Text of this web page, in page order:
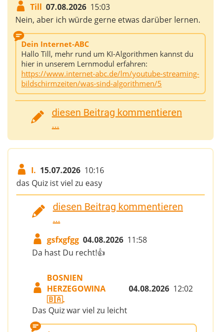
Till 07.08.2026 15:03
Nein, aber ich würde gerne etwas darüber lernen.
Dein Internet-ABC
Hallo Till, mehr rund um KI-Algorithmen kannst du
hier in unserem Lernmodul erfahren:
https://www.internet-abc.de/lm/youtube-streaming-
bildschirmzeiten/was-sind-algorithmen/5
diesen Beitrag kommentieren
...
I. 15.07.2026 10:16
das Quiz ist viel zu easy
diesen Beitrag kommentieren
...
gsfxgfgg 04.08.2026 11:58
Da hast Du recht!👍
BOSNIEN
HERZEGOWINA
🇧🇦.
04.08.2026 12:02
Das Quiz war viel zu leicht